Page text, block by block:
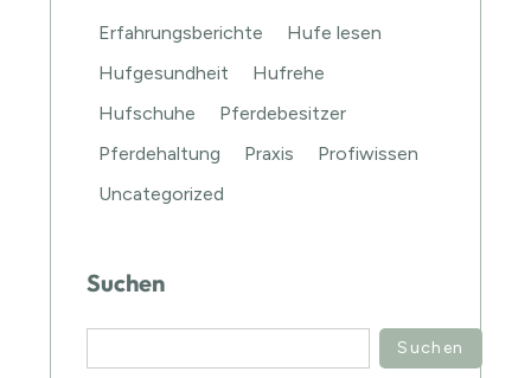
Erfahrungsberichte
Hufe lesen
Hufgesundheit
Hufrehe
Hufschuhe
Pferdebesitzer
Pferdehaltung
Praxis
Profiwissen
Uncategorized
Suchen
Suchen